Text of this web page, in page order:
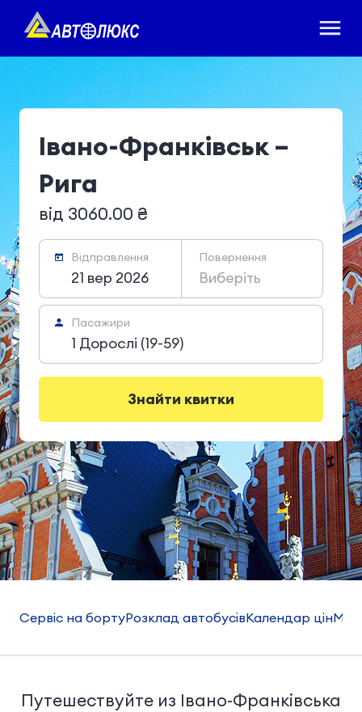
Івано-Франківськ –
Рига
від 3060.00 ₴
Відправлення
21 вер 2026
Повернення
Виберіть
Пасажири
1 Дорослі (19-59)
Знайти квитки
Сервіс на бортуРозклад автобусівКалендар цін
Путешествуйте из Івано-Франківська